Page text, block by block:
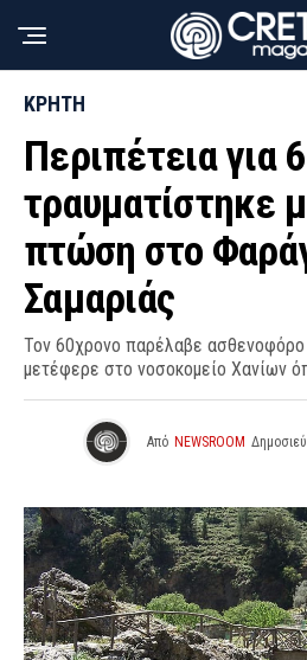
ΚΡΗΤΗ
Περιπέτεια για
τραυματίστηκε
πτώση στο
Σαμαριάς
Τον 60χρονο παρέλαβε
μετέφερε στο νοσοκομείο Χανίων
Από NEWSROOM